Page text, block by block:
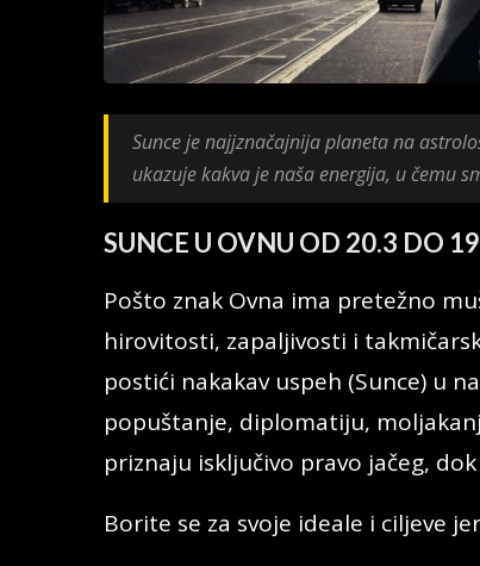
Sunce je najjznačajnija planeta na
ukazuje kakva je naša energija, u čemu
SUNCE U OVNU OD 20.3 DO
Pošto znak Ovna ima pretežno
hirovitosti, zapaljivosti i
postići nakakav uspeh (Sunce) u
popuštanje, diplomatiju,
priznaju isključivo pravo jačeg,
Borite se za svoje ideale i ciljeve